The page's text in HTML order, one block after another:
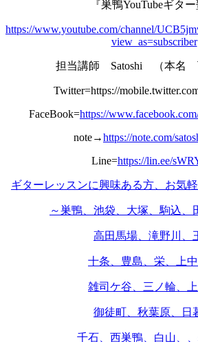
『巣鴨YouTubeギター
https://www.youtube.com/channel/
view_as=subscriber
担当講師 Satoshi （本名
Twitter=https://
FaceBook=https://
note→https://note.com/
Line=https://lin.ee/
ギターレッスンに興味ある方、お気
～巣鴨、池袋、大塚、駒込、
高田馬場、滝野川、
十条、豊島、栄、上中
雑司ケ谷、三ノ輪、上
御徒町、秋葉原、日
千石、西巣鴨、白山、、